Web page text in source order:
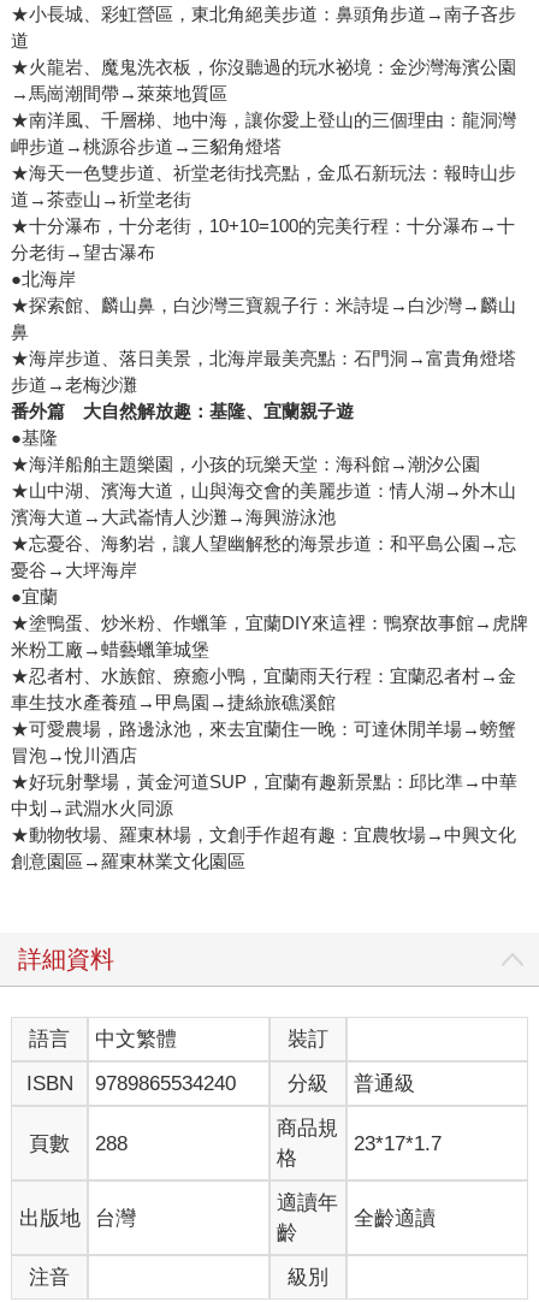
★小長城、彩虹營區，東北角絕美步道：鼻頭角步道→南子吝步
道
★火龍岩、魔鬼洗衣板，你沒聽過的玩水祕境：金沙灣海濱公園
→馬崗潮間帶→萊萊地質區
★南洋風、千層梯、地中海，讓你愛上登山的三個理由：龍洞灣
岬步道→桃源谷步道→三貂角燈塔
★海天一色雙步道、祈堂老街找亮點，金瓜石新玩法：報時山步
道→茶壺山→祈堂老街
★十分瀑布，十分老街，10+10=100的完美行程：十分瀑布→十
分老街→望古瀑布
●北海岸
★探索館、麟山鼻，白沙灣三寶親子行：米詩堤→白沙灣→麟山
鼻
★海岸步道、落日美景，北海岸最美亮點：石門洞→富貴角燈塔
步道→老梅沙灘
番外篇 大自然解放趣：基隆、宜蘭親子遊
●基隆
★海洋船舶主題樂園，小孩的玩樂天堂：海科館→潮汐公園
★山中湖、濱海大道，山與海交會的美麗步道：情人湖→外木山
濱海大道→大武崙情人沙灘→海興游泳池
★忘憂谷、海豹岩，讓人望幽解愁的海景步道：和平島公園→忘
憂谷→大坪海岸
●宜蘭
★塗鴨蛋、炒米粉、作蠟筆，宜蘭DIY來這裡：鴨寮故事館→虎牌
米粉工廠→蜡藝蠟筆城堡
★忍者村、水族館、療癒小鴨，宜蘭雨天行程：宜蘭忍者村→金
車生技水產養殖→甲鳥園→捷絲旅礁溪館
★可愛農場，路邊泳池，來去宜蘭住一晚：可達休閒羊場→螃蟹
冒泡→悅川酒店
★好玩射擊場，黃金河道SUP，宜蘭有趣新景點：邱比準→中華
中划→武淵水火同源
★動物牧場、羅東林場，文創手作超有趣：宜農牧場→中興文化
創意園區→羅東林業文化園區
詳細資料
語言 中文繁體
裝訂
ISBN
9789865534240 分級 普通級
頁數 288
商品規
格
23*17*1.7
出版地 台灣
適讀年
齡
全齡適讀
注音 級別